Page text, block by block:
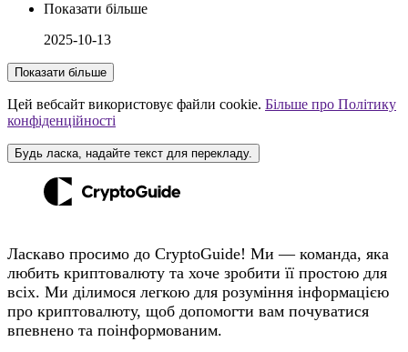
Показати більше
2025-10-13
Показати більше
Цей вебсайт використовує файли cookie. Більше про Політику
конфіденційності
Будь ласка, надайте текст для перекладу.
Ласкаво просимо до CryptoGuide! Ми — команда, яка
любить криптовалюту та хоче зробити її простою для
всіх. Ми ділимося легкою для розуміння інформацією
про криптовалюту, щоб допомогти вам почуватися
впевнено та поінформованим.